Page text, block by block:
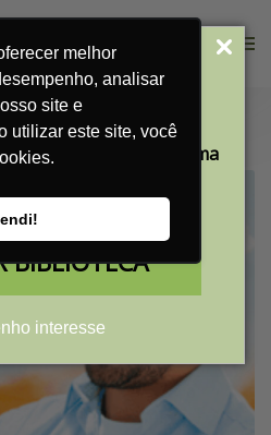
Nossa
Gratuita
a sua empresa em uma
gratuitos
BIBLIOTECA
interesse
melhor
analisar
site e
utilizar este site, você
Açotelha conquistou mais clientes?